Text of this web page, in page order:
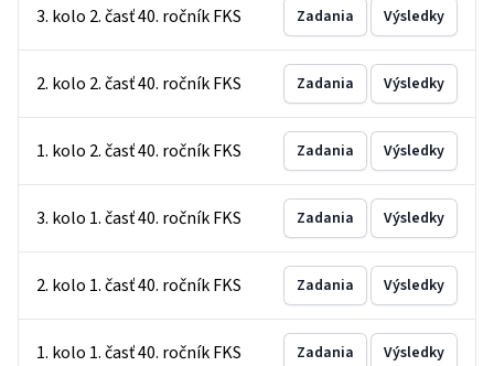
3. kolo 2. časť 40. ročník FKS Zadania Výsledky
2. kolo 2. časť 40. ročník FKS Zadania Výsledky
1. kolo 2. časť 40. ročník FKS Zadania Výsledky
3. kolo 1. časť 40. ročník FKS Zadania Výsledky
2. kolo 1. časť 40. ročník FKS Zadania Výsledky
1. kolo 1. časť 40. ročník FKS Zadania Výsledky